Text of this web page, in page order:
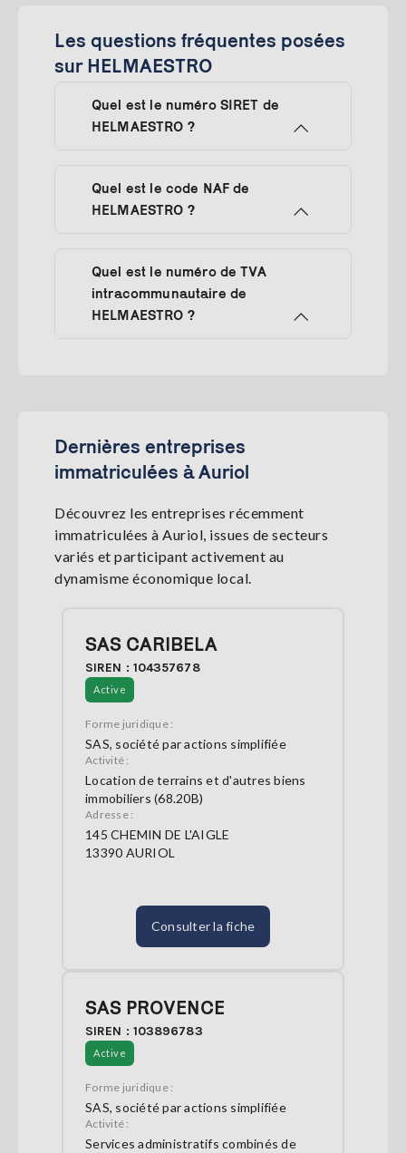
Les questions fréquentes posées
sur HELMAESTRO
Quel est le numéro SIRET de
HELMAESTRO ?
Quel est le code NAF de
HELMAESTRO ?
Quel est le numéro de TVA
intracommunautaire de
HELMAESTRO ?
Dernières entreprises
immatriculées à Auriol
Découvrez les entreprises récemment
immatriculées à Auriol, issues de secteurs
variés et participant activement au
dynamisme économique local.
SAS CARIBELA
SIREN : 104357678
Active
Forme juridique :
SAS, société par actions simplifiée
Activité :
Location de terrains et d'autres biens
immobiliers (68.20B)
Adresse :
145 CHEMIN DE L'AIGLE
13390 AURIOL
Consulter la fiche
SAS PROVENCE
SIREN : 103896783
Active
Forme juridique :
SAS, société par actions simplifiée
Activité :
Services administratifs combinés de